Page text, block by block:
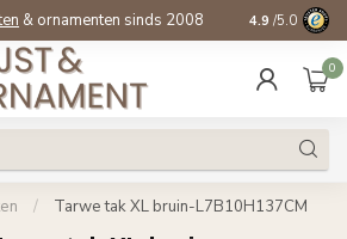
& ornamenten sinds 2008 4.9 /5.0
0
/ Tarwe tak XL bruin-L7B10H137CM